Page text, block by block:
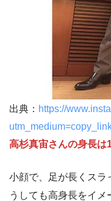
出典： https://
高杉真宙さんの身長は
小顔で、足が長くスラ
うしても高身長をイメ